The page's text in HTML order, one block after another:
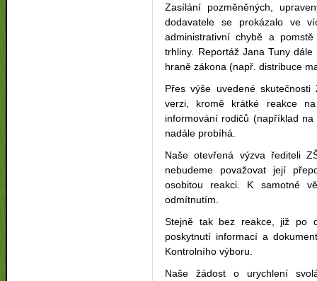
Zasílání pozměněných,
dodavatele se prokázalo ve
administrativní chybě a
trhliny. Reportáž Jana Tuny
hraně zákona (např. distribuce
Přes výše uvedené
verzi, kromě krátké reakce
informování rodičů (například
nadále probíhá.
Naše otevřená výzva řediteli
nebudeme považovat její
osobitou reakci. K samotné
odmítnutím.
Stejně tak bez reakce, již po
poskytnutí informací a
Kontrolního výboru.
Naše žádost o urychlení